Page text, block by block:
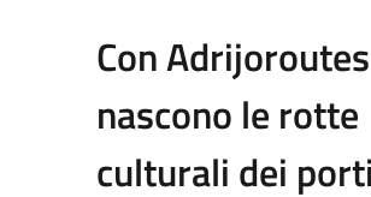
Con Adrijoroutes
nascono le rotte
culturali dei porti